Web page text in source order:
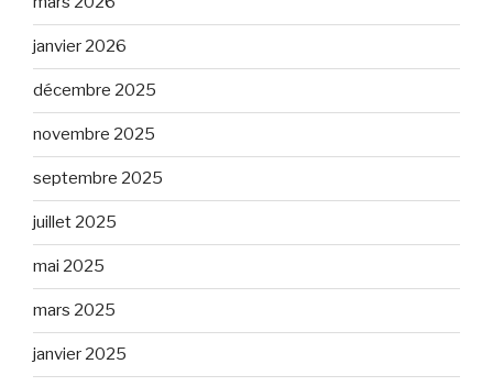
janvier 2026
décembre 2025
novembre 2025
septembre 2025
juillet 2025
mai 2025
mars 2025
janvier 2025